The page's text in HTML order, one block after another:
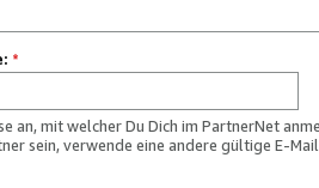
*
an, mit welcher Du Dich im PartnerNet
sein, verwende eine andere gültige E-